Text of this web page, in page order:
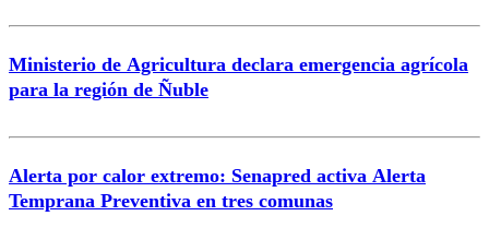
Ministerio de Agricultura declara emergencia agrícola
para la región de Ñuble
Alerta por calor extremo: Senapred activa Alerta
Temprana Preventiva en tres comunas